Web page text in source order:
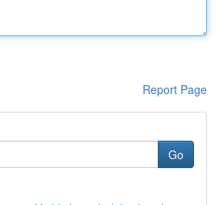
Report Page
Go